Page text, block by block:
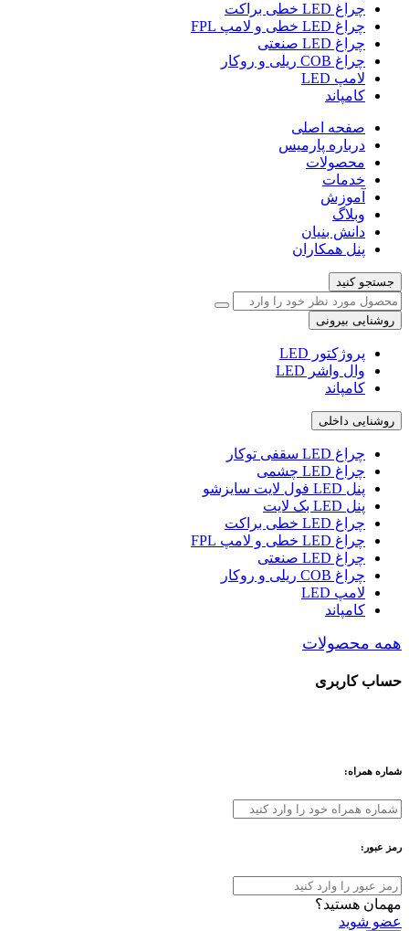
چراغ LED خطی براکت
چراغ LED خطی و لامپ FPL
چراغ LED صنعتی
چراغ COB ریلی و روکار
لامپ LED
کامپاند
صفحه اصلی
درباره پارمیس
محصولات
خدمات
آموزش
وبلاگ
دانش بنیان
پنل همکاران
جستجو کنید
روشنایی بیرونی
پروژکتور LED
وال واشر LED
کامپاند
روشنایی داخلی
چراغ LED سقفی توکار
چراغ LED چشمی
پنل LED فول لایت سایزشو
پنل LED بک لایت
چراغ LED خطی براکت
چراغ LED خطی و لامپ FPL
چراغ LED صنعتی
چراغ COB ریلی و روکار
لامپ LED
کامپاند
همه محصولات
حساب کاربری
شماره همراه:
رمز عبور:
مهمان هستید؟
عضو شوید